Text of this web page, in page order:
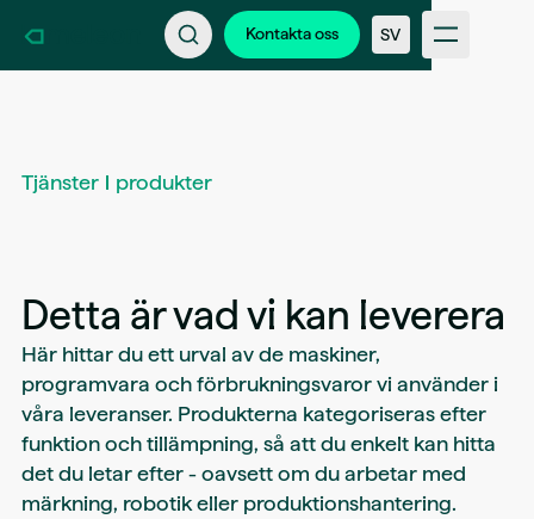
Kontakta oss SV
Bli en del av Kameleon
Nyheter & Kundberättelser
Tjänster
produkter
Detta är vad vi kan leverera
Här hittar du ett urval av de maskiner,
programvara och förbrukningsvaror vi använder i
våra leveranser. Produkterna kategoriseras efter
funktion och tillämpning, så att du enkelt kan hitta
det du letar efter - oavsett om du arbetar med
märkning, robotik eller produktionshantering.